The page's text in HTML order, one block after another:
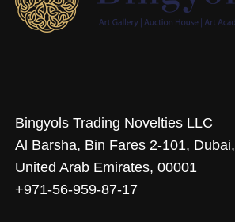
Bingyols Trading Novelties LLC
Al Barsha, Bin Fares 2-101, Dubai,
United Arab Emirates, 00001
+971-56-959-87-17